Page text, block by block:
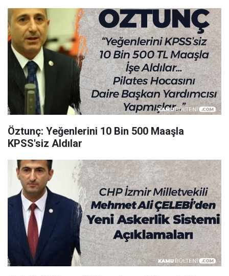
Öztunç: Yeğenlerini 10 Bin 500 Maaşla
KPSS'siz Aldılar